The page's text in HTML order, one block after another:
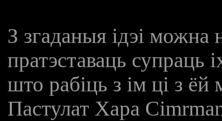
З згаданыя ідэі
пратэставаць супраць
што рабіць з ім ці з
Пастулат Хара